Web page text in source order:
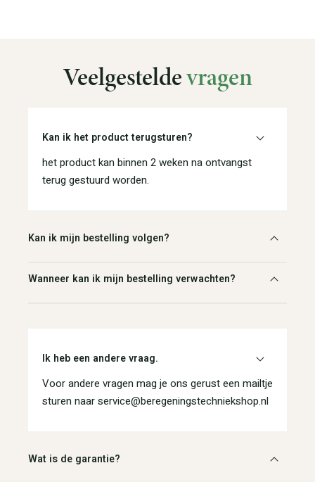
Veelgesteldevragen
Kan ik het product terugsturen?
het product kan binnen 2 weken na ontvangst
terug gestuurd worden.
Kan ik mijn bestelling volgen?
Wanneer kan ik mijn bestelling verwachten?
Ik heb een andere vraag.
Voor andere vragen mag je ons gerust een mailtje
sturen naar service@beregeningstechniekshop.nl
Wat is de garantie?